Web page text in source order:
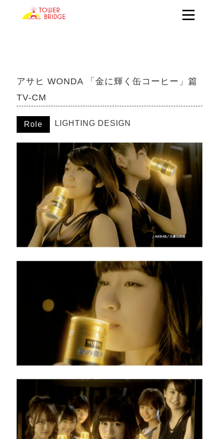
アサヒ WONDA 「金に輝く缶コーヒー」篇
TV-CM
Role LIGHTING DESIGN